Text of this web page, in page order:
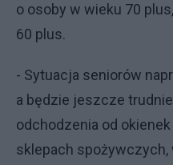
o osoby w wieku 70
60 plus.
- Sytuacja seniorów
a będzie jeszcze
odchodzenia od
sklepach spożywczych,